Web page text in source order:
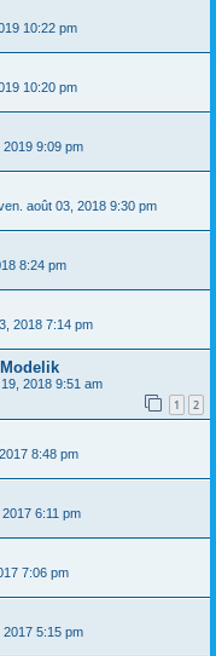
10:22 pm
10:20 pm
9:09 pm
août 03, 2018 9:30 pm
8:24 pm
2018 7:14 pm
2018 9:51 am
1 2
8:48 pm
6:11 pm
7:06 pm
2017 5:15 pm